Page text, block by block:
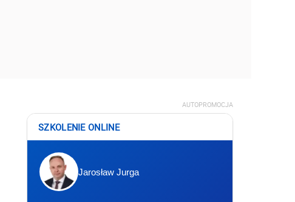
AUTOPROMOCJA
SZKOLENIE ONLINE
Jarosław Jurga